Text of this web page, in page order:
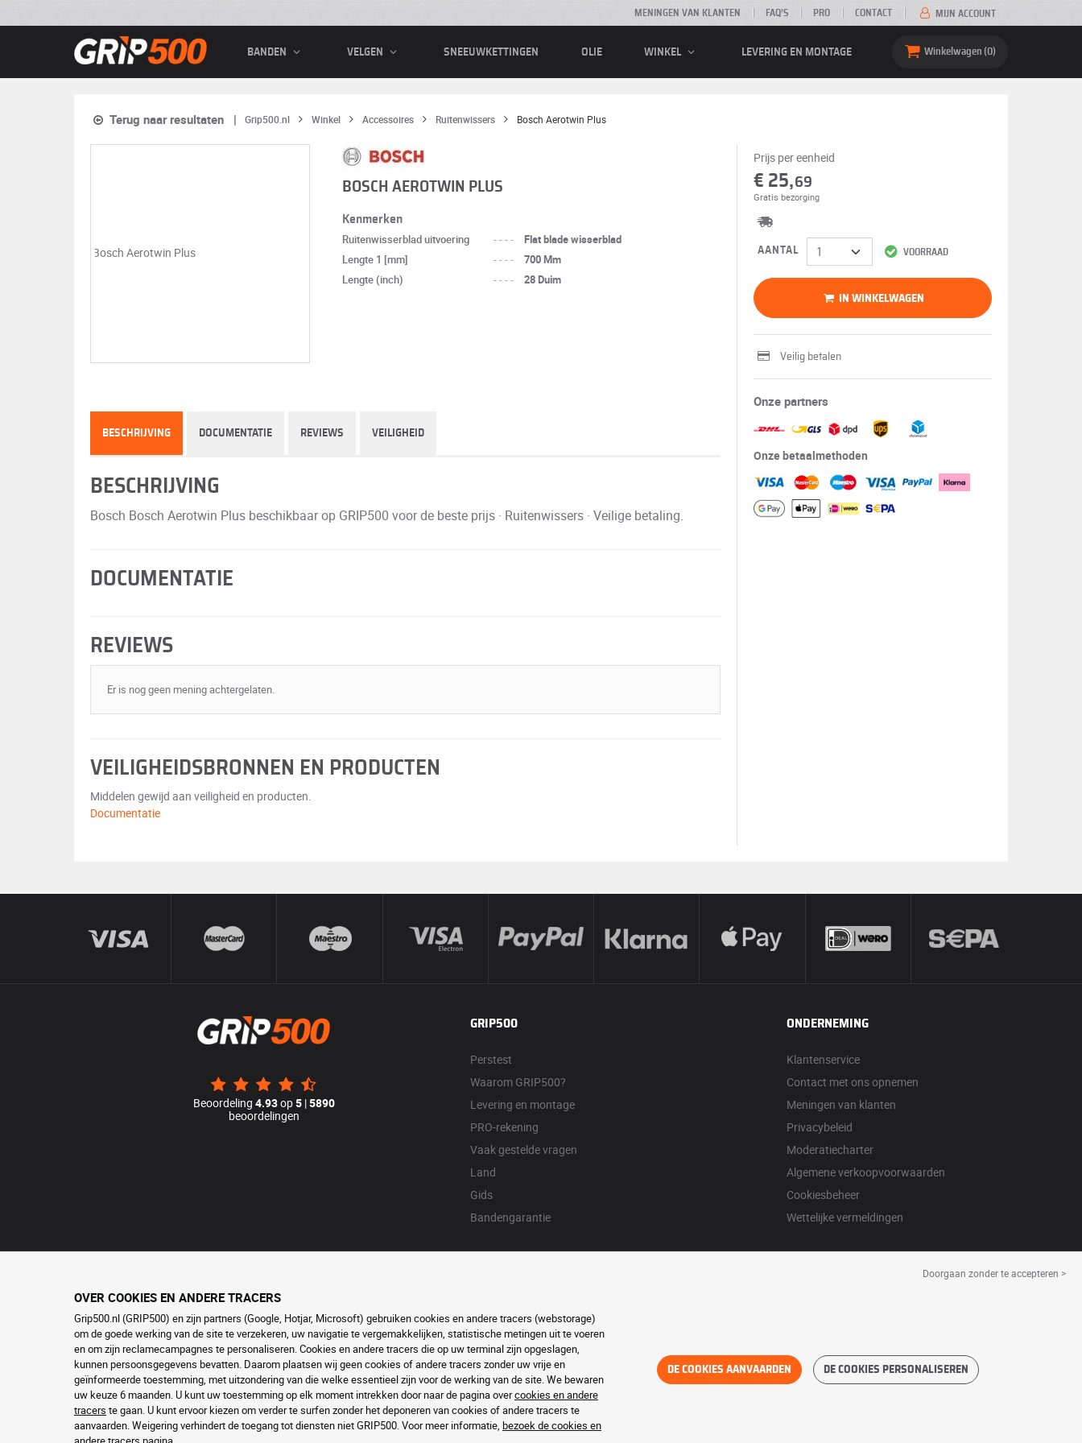
MENINGEN VAN KLANTEN FAQ’S PRO CONTACT MIJN ACCOUNT
BANDEN VELGEN SNEEUWKETTINGEN OLIE WINKEL LEVERING EN MONTAGE Winkelwagen 0
Terug naar resultaten Grip500.nl Winkel Accessoires Ruitenwissers Bosch Aerotwin Plus
BOSCH AEROTWIN PLUS
Kenmerken
Ruitenwisserblad uitvoering ----
Flat blade wisserblad
Lengte 1 [mm]
----
700 Mm
Lengte (inch)
---- 28 Duim
Prijs per eenheid
€ 25,69
Gratis bezorging
VOORRAAD
AANTAL
IN WINKELWAGEN
Veilig betalen
Onze partners
Onze betaalmethoden
BESCHRIJVING DOCUMENTATIE REVIEWS VEILIGHEID
BESCHRIJVING
Bosch Bosch Aerotwin Plus beschikbaar op GRIP500 voor de beste prijs · Ruitenwissers · Veilige betaling.
DOCUMENTATIE
REVIEWS
Er is nog geen mening achtergelaten.
VEILIGHEIDSBRONNEN EN PRODUCTEN
Middelen gewijd aan veiligheid en producten.
Documentatie
Beoordeling 4.93op5|5890
beoordelingen
GRIP500
Perstest
Waarom GRIP500?
Levering en montage
PRO-rekening
Vaak gestelde vragen
Land
Gids
Bandengarantie
ONDERNEMING
Klantenservice
Contact met ons opnemen
Meningen van klanten
Privacybeleid
Moderatiecharter
Algemene verkoopvoorwaarden
Cookiesbeheer
Wettelijke vermeldingen
Doorgaan zonder te accepteren >
OVER COOKIES EN ANDERE TRACERS
Grip500.nl (GRIP500) en zijn partners (Google, Hotjar, Microsoft) gebruiken cookies en andere tracers (webstorage)
om de goede werking van de site te verzekeren, uw navigatie te vergemakkelijken, statistische metingen uit te voeren
en om zijn reclamecampagnes te personaliseren. Cookies en andere tracers die op uw terminal zijn opgeslagen,
kunnen persoonsgegevens bevatten. Daarom plaatsen wij geen cookies of andere tracers zonder uw vrije en
geïnformeerde toestemming, met uitzondering van die welke essentieel zijn voor de werking van de site. We bewaren
uw keuze 6 maanden. U kunt uw toestemming op elk moment intrekken door naar de pagina overcookies en andere
tracers te gaan. U kunt ervoor kiezen om verder te surfen zonder het deponeren van cookies of andere tracers te
aanvaarden. Weigering verhindert de toegang tot diensten niet GRIP500. Voor meer informatie, bezoek de cookies en
DE COOKIES AANVAARDEN DE COOKIES PERSONALISEREN